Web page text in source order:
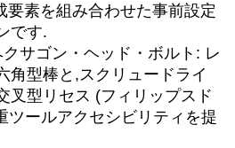
要素を組み合わせた事前設定
です.
サゴン・ヘッド・ボルト: レ
角型棒と,スクリュードライ
叉型リセス (フィリップスド
ツールアクセシビリティを提